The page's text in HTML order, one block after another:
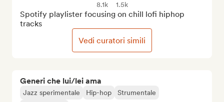
Generi che lui/lei ama
Jazz sperimentale Hip-hop
Strumentale
8.1k 1.5k
Spotify playlister focusing on chill lofi hiphop
tracks
Vedi curatori simili